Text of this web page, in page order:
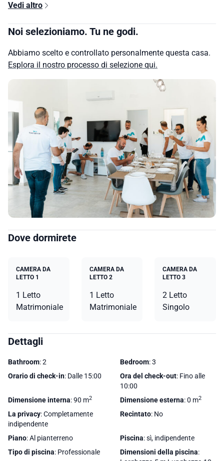
Vedi altro
Noi selezioniamo. Tu ne godi.
Abbiamo scelto e controllato personalmente questa casa.
Esplora il nostro processo di selezione qui.
Dove dormirete
CAMERA DA
LETTO 1
1 Letto
Matrimoniale
CAMERA DA
LETTO 2
1 Letto
Matrimoniale
CAMERA DA
LETTO 3
2 Letto
Singolo
Dettagli
Bathroom: 2 Bedroom: 3
Orario di check-in: Dalle 15:00 Ora del check-out: Fino alle
10:00
Dimensione interna: 90 m2 Dimensione esterna: 0 m2
La privacy: Completamente
indipendente
Recintato: No
Piano: Al pianterreno Piscina: sì, indipendente
Tipo di piscina: Professionale Dimensioni della piscina: